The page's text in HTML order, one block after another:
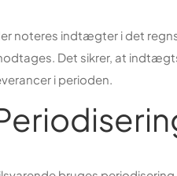
noteres indtægter i det
Det sikrer, at
i perioden.